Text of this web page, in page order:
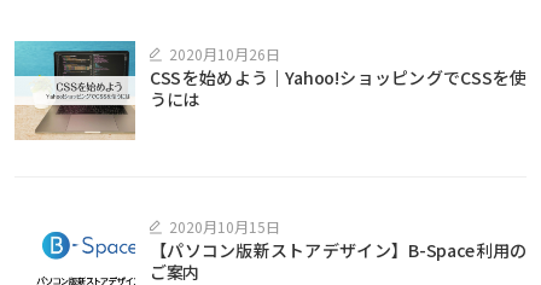
へ
キ
2020月10月26日
CSSを始めよう｜Yahoo!ショッピングでCSSを使
うには
2020月10月15日
【パソコン版新ストアデザイン】B-Space利用の
ご案内